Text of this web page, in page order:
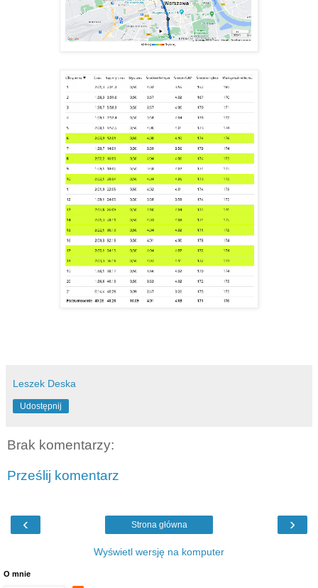
Leszek Deska
Udostępnij
Brak komentarzy:
Prześlij komentarz
‹ ›
Strona główna
Wyświetl wersję na komputer
O mnie